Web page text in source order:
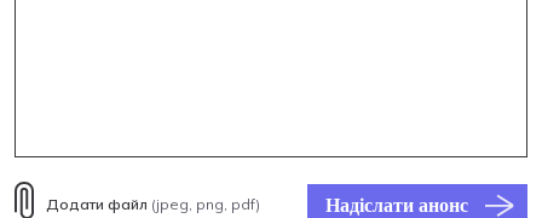
Додати файл (jpeg, png, pdf) Надіслати анонс